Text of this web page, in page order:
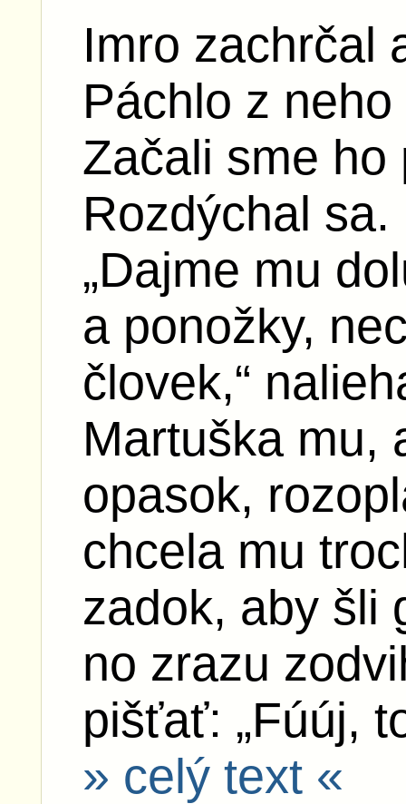
Imro zachrčal
Páchlo z
Začali sme
Rozdýchal sa.
„Dajme mu
a ponožky,
človek,“
Martuška mu,
opasok,
chcela mu
zadok, aby šli
no zrazu
pišťať: „Fúúj,
» celý text «